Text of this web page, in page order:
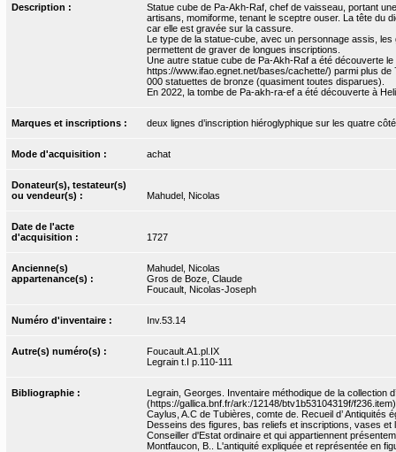
Description :
Statue cube de Pa-Akh-Raf, chef de vaisseau, portant
artisans, momiforme, tenant le sceptre ouser. La tête du
car elle est gravée sur la cassure.
Le type de la statue-cube, avec un personnage assis,
permettent de graver de longues inscriptions.
Une autre statue cube de Pa-Akh-Raf a été découverte
https://www.ifao.egnet.net/bases/cachette/) parmi plus
000 statuettes de bronze (quasiment toutes disparues).
En 2022, la tombe de Pa-akh-ra-ef a été découverte à
Marques et inscriptions : deux lignes d’inscription hiéroglyphique sur les quatre
Mode d'acquisition : achat
Donateur(s), testateur(s)
ou vendeur(s) :
Mahudel, Nicolas
Date de l'acte
d'acquisition :
1727
Ancienne(s)
appartenance(s) :
Mahudel, Nicolas
Gros de Boze, Claude
Foucault, Nicolas-Joseph
Numéro d'inventaire : Inv.53.14
Autre(s) numéro(s) :
Foucault.A1.pl.IX
Legrain t.I p.110-111
Bibliographie :
Legrain, Georges. Inventaire méthodique de la collection
(https://gallica.bnf.fr/ark:/12148/btv1b53104319f/
Caylus, A.C de Tubières, comte de. Recueil d’
Desseins des figures, bas reliefs et inscriptions, vases
Conseiller d'Estat ordinaire et qui appartiennent
Montfaucon, B.. L'antiquité expliquée et représentée en